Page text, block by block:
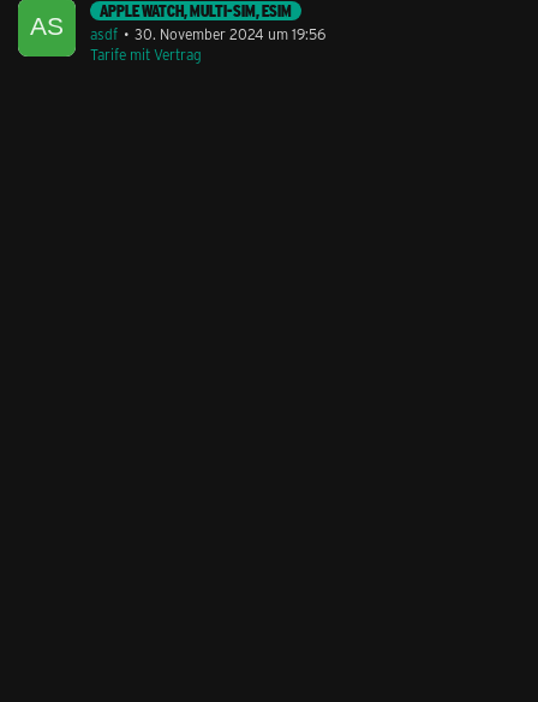
APPLE WATCH, MULTI-SIM, ESIM
asdf
30. November 2024 um 19:56
Tarife mit Vertrag